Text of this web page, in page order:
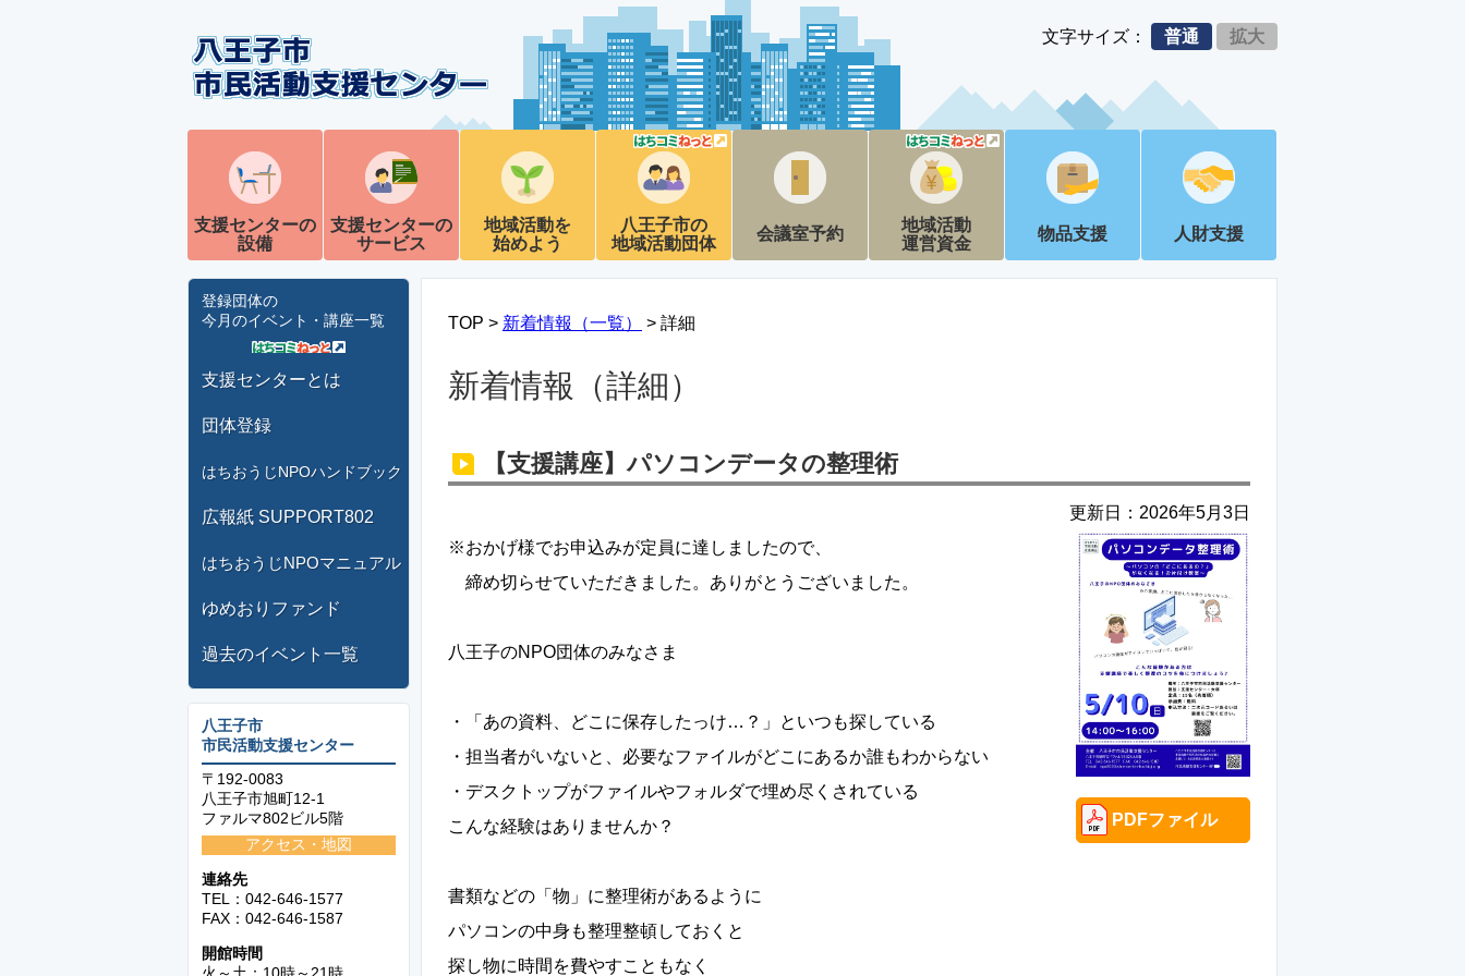
文字サイズ： 普通 拡大
支援センターの
設備
支援センターの
サービス
地域活動を
始めよう
八王子市の
地域活動団体
会議室予約
地域活動
運営資金
物品支援 人財支援
登録団体の
今月のイベント・講座一覧
支援センターとは
団体登録
はちおうじNPOハンドブック
広報紙 SUPPORT802
はちおうじNPOマニュアル
ゆめおりファンド
過去のイベント一覧
八王子市
市民活動支援センター
〒192-0083
八王子市旭町12-1
ファルマ802ビル5階
アクセス・地図
連絡先
TEL：042-646-1577
FAX：042-646-1587
開館時間
火～土：10時～21時
TOP > 新着情報（一覧） > 詳細
新着情報（詳細）
【支援講座】パソコンデータの整理術
更新日： 2026年5月3日
PDFファイル
※おかげ様でお申込みが定員に達しましたので、
締め切らせていただきました。ありがとうございました。
八王子のNPO団体のみなさま
・「あの資料、どこに保存したっけ…？」といつも探している
・担当者がいないと、必要なファイルがどこにあるか誰もわからない
・デスクトップがファイルやフォルダで埋め尽くされている
こんな経験はありませんか？
書類などの「物」に整理術があるように
パソコンの中身も整理整頓しておくと
探し物に時間を費やすこともなく